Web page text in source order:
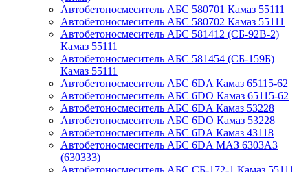
Автобетоносмеситель АБС 580701 Камаз 55111
Автобетоносмеситель АБС 580702 Камаз 55111
Автобетоносмеситель АБС 581412 (СБ-92В-2)
Камаз 55111
Автобетоносмеситель АБС 581454 (СБ-159Б)
Камаз 55111
Автобетоносмеситель АБС 6DA Камаз 65115-62
Автобетоносмеситель АБС 6DO Камаз 65115-62
Автобетоносмеситель АБС 6DA Камаз 53228
Автобетоносмеситель АБС 6DO Камаз 53228
Автобетоносмеситель АБС 6DA Камаз 43118
Автобетоносмеситель АБС 6DA МАЗ 6303А3
(630333)
Автобетоносмеситель АБС СБ-172-1 Камаз 55111